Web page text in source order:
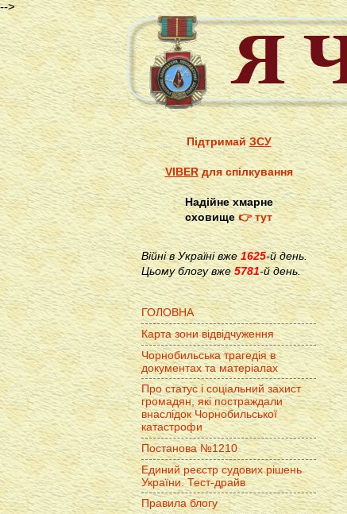
-->
ПідтримайЗСУ
VIBERдля спілкування
Надійне хмарне
сховище👉 тут
Війні в Україні вже1625-й день.
Цьому блогу вже 5781-й день.
ГОЛОВНА
Карта зони відвідчуження
Чорнобильська трагедія в
документах та матеріалах
Про статус і соціальний захист
громадян, які постраждали
внаслідок Чорнобильської
катастрофи
Постанова №1210
Единий реєстр судових рішень
України. Тест-драйв
Правила блогу